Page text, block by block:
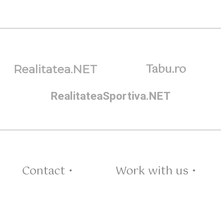
Realitatea.NET Tabu.ro
RealitateaSportiva.NET
Contact •
Work with us •